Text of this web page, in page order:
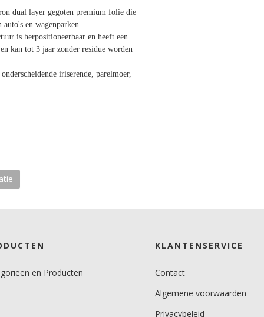
dual layer gegoten premium folie die
en wagenparken.
is herpositioneerbaar en heeft een
kan tot 3 jaar zonder residue worden
iriserende, parelmoer,
en Producten
KLANTENSERVICE
Contact
Algemene voorwaarden
Privacybeleid